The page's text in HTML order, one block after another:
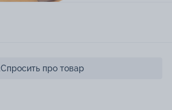
Спросить про товар